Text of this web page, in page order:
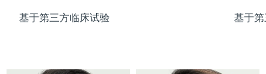
基于第三方临床试验 基于
Blackhead remover
LED light hairbrush
issa™ Teeth Whitening Set
Dual LED + sonic device & 18% PAP gel
issa™ Teeth Whitening Gel
更多的
爱尔兰 11/8/26